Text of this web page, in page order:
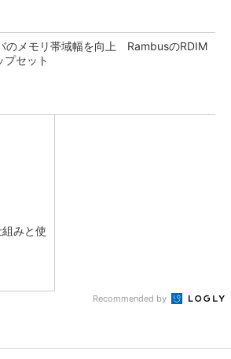
のメモリ帯域幅を向上 RambusのRDIM
プセット
みと使
Recommended by